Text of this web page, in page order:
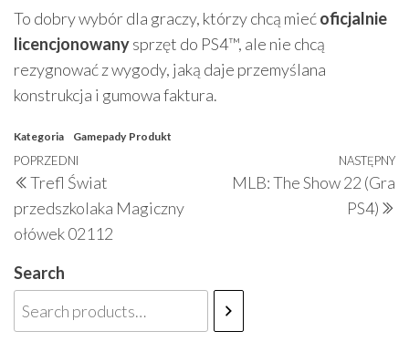
To dobry wybór dla graczy, którzy chcą miećoficjalnie
licencjonowanysprzęt do PS4™, ale nie chcą
rezygnować z wygody, jaką daje przemyślana
konstrukcja i gumowa faktura.
Kategoria Gamepady Produkt
Nawigacja
wpisu
Poprzedni
wpis
POPRZEDNI
Trefl Świat
przedszkolaka Magiczny
ołówek 02112
NASTĘPNY
MLB: The Show 22 (Gra
PS4)
Search